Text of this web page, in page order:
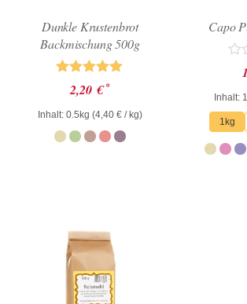
Dunkle Krustenbrot
Backmischung 500g
Bewertet mit
5.00
von 5
2,20 € *
Inhalt: 0.5kg (4,40 € / kg)
Capo
mit
0
von
5
Inhalt:
1kg